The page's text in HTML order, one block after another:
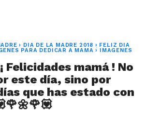
› DIA DE LA MADRE 2018 › FELIZ DIA
PARA DEDICAR A MAMA ›
IMAGENES
Felicidades mamá ! No
este día, sino por
que has estado con